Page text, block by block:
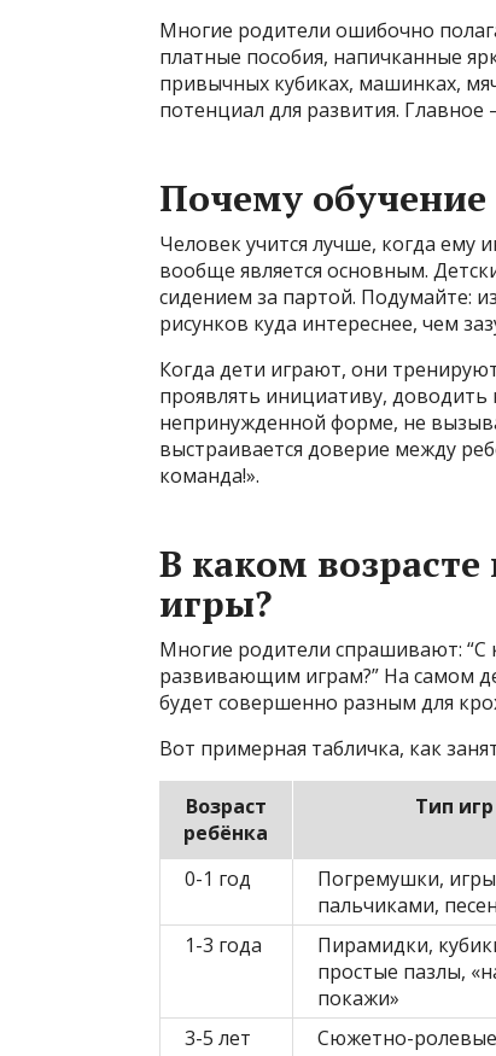
Многие родители ошибочно
платные пособия, напичканные
привычных кубиках, машинках,
потенциал для развития.
Почему обучение
Человек учится лучше, когда ему
вообще является основным.
сидением за партой. Подумайте:
рисунков куда интереснее, чем
Когда дети играют, они
проявлять инициативу, доводить
непринужденной форме, не
выстраивается доверие между
команда!».
В каком
игры?
Многие родители спрашивают: “С
развивающим играм?” На самом
будет совершенно разным для
Вот примерная табличка, как
Возраст
ребёнка
Тип игр
0-1 год
Погремушки,
пальчиками,
1-3 года
Пирамидки,
простые пазлы,
покажи»
3-5 лет
Сюжетно-